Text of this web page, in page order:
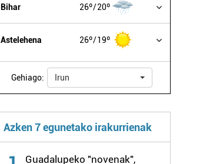
Bihar 26º 20º
Astelehena 26º 19º
Gehiago: Irun
Azken 7 egunetako irakurrienak
Guadalupeko "novenak",